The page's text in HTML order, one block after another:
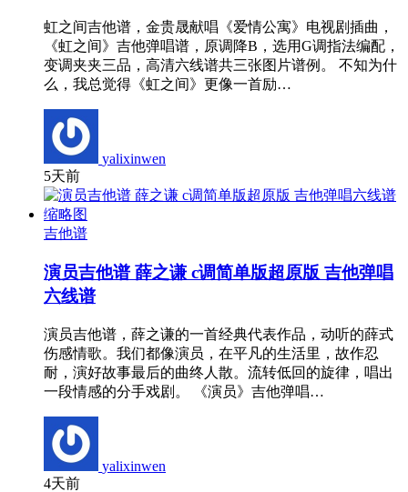
虹之间吉他谱，金贵晟献唱《爱情公寓》电视剧插曲，
《虹之间》吉他弹唱谱，原调降B，选用G调指法编配，
变调夹夹三品，高清六线谱共三张图片谱例。 不知为什
么，我总觉得《虹之间》更像一首励…
yalixinwen
5天前
吉他谱
演员吉他谱 薛之谦 c调简单版超原版 吉他弹唱
六线谱
演员吉他谱，薛之谦的一首经典代表作品，动听的薛式
伤感情歌。我们都像演员，在平凡的生活里，故作忍
耐，演好故事最后的曲终人散。流转低回的旋律，唱出
一段情感的分手戏剧。 《演员》吉他弹唱…
yalixinwen
4天前